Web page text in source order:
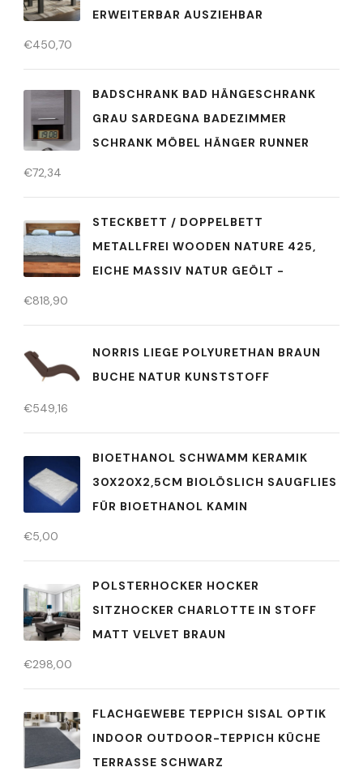
ERWEITERBAR AUSZIEHBAR
€450,70
BADSCHRANK BAD HÄNGESCHRANK
GRAU SARDEGNA BADEZIMMER
SCHRANK MÖBEL HÄNGER RUNNER
€72,34
STECKBETT / DOPPELBETT
METALLFREI WOODEN NATURE 425,
EICHE MASSIV NATUR GEÖLT -
€818,90
NORRIS LIEGE POLYURETHAN BRAUN
BUCHE NATUR KUNSTSTOFF
€549,16
BIOETHANOL SCHWAMM KERAMIK
30X20X2,5CM BIOLÖSLICH SAUGFLIES
FÜR BIOETHANOL KAMIN
€5,00
POLSTERHOCKER HOCKER
SITZHOCKER CHARLOTTE IN STOFF
MATT VELVET BRAUN
€298,00
FLACHGEWEBE TEPPICH SISAL OPTIK
INDOOR OUTDOOR-TEPPICH KÜCHE
TERRASSE SCHWARZ